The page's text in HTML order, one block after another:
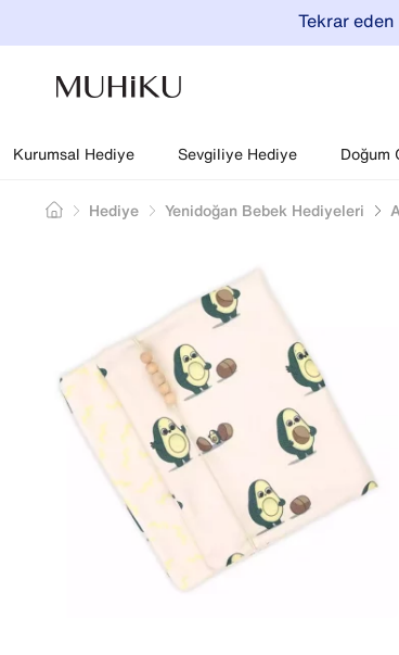
Tekrar
Kurumsal Hediye Sevgiliye Hediye Doğum
Hediye Yenidoğan Bebek Hediyeleri